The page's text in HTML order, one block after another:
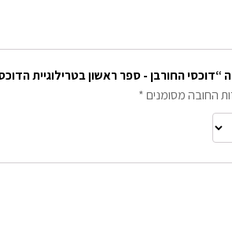
“דוכסי החורבן - ספר ראשון בטרילוגיית
החובה מסומנים*